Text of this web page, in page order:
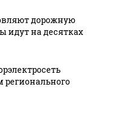
дорожную
идут на десятках
регионального